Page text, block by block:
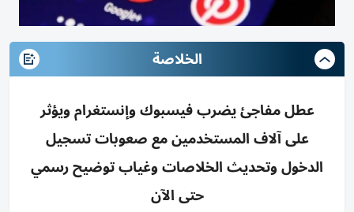
الخلاصة
عطل مفاجئ يضرب فيسبوك وإنستغرام ويؤثر
على آلاف المستخدمين مع صعوبات تسجيل
الدخول وتحديث الخلاصات وغياب توضيح رسمي
حتى الآن